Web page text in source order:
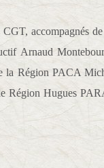
accompagnés
Arnaud
la Région PACA
Région Hugues